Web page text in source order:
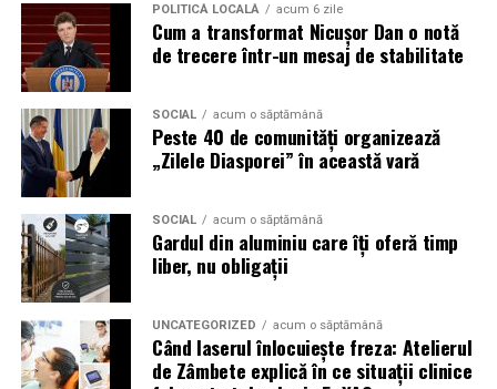
România are sute de mii de femei antreprenor. Mulți
dintre cei care ar beneficia de serviciile lor nu le cunosc,
nu pentru că nu le caută, ci pentru că nu le găsesc.
Vizibilitatea profesională nu este vanitate. Este o parte
din afacere.
Asociația Antreprenoare.ro a construit, prin această
campanie, o arhivă de povești reale. Toate participantele
din prima rundă vor apărea pe prima pagină a
antreprenoare.rotimp de un an.
Campania #AlegSaFiuVizibila
continuă
POLITICĂ LOCALĂ acum 6 zile
Cum a transformat Nicușor Dan o notă
de trecere într-un mesaj de stabilitate
SOCIAL acum o săptămână
Peste 40 de comunități organizează
„Zilele Diasporei” în această vară
SOCIAL acum o săptămână
Gardul din aluminiu care îți oferă timp
liber, nu obligații
UNCATEGORIZED acum o săptămână
Când laserul înlocuiește freza: Atelierul
de Zâmbete explică în ce situații clinice